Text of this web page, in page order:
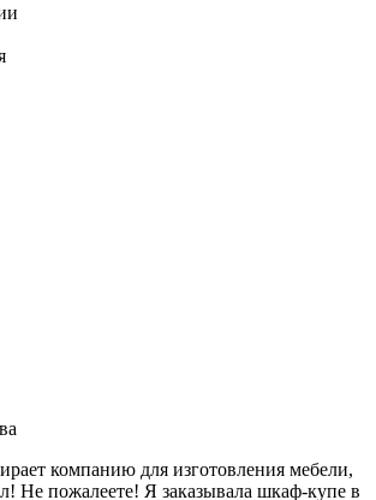
компанию для изготовления мебели,
Не пожалеете! Я заказывала шкаф-купе в